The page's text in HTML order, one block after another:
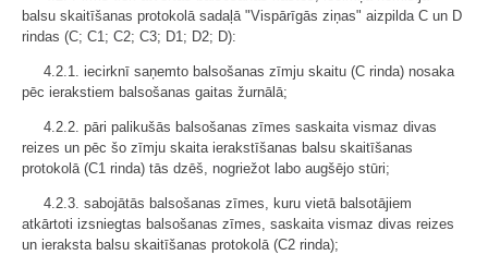
balsu skaitīšanas protokolā sadaļā "Vispārīgās ziņas" aizpilda C un D
rindas (C; C1; C2; C3; D1; D2; D):
4.2.1. iecirknī saņemto balsošanas zīmju skaitu (C rinda) nosaka
pēc ierakstiem balsošanas gaitas žurnālā;
4.2.2. pāri palikušās balsošanas zīmes saskaita vismaz divas
reizes un pēc šo zīmju skaita ierakstīšanas balsu skaitīšanas
protokolā (C1 rinda) tās dzēš, nogriežot labo augšējo stūri;
4.2.3. sabojātās balsošanas zīmes, kuru vietā balsotājiem
atkārtoti izsniegtas balsošanas zīmes, saskaita vismaz divas reizes
un ieraksta balsu skaitīšanas protokolā (C2 rinda);